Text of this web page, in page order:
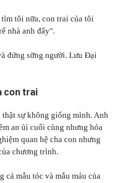
tôi nữa, con trai của tôi
nhà anh đấy".
đứng sững người. Lưu Đại
con trai
sự không giống mình. Anh
an ủi cuối cùng nhưng hóa
quan hệ cha con nhưng
chương trình.
cả mẫu tóc và mẫu máu của